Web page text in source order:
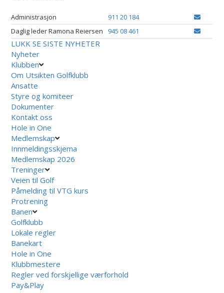
Administrasjon
911 20 184
Daglig leder Ramona Reiersen
945 08 461
LUKK SE SISTE NYHETER
Nyheter
Klubben
Om Utsikten Golfklubb
Ansatte
Styre og komiteer
Dokumenter
Kontakt oss
Hole in One
Medlemskap
Innmeldingsskjema
Medlemskap 2026
Treninger
Veien til Golf
Påmelding til VTG kurs
Protrening
Banen
Golfklubb
Lokale regler
Banekart
Hole in One
Klubbmestere
Regler ved forskjellige værforhold
Pay&Play